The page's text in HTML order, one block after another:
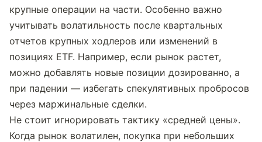
крупные операции на части. Особенно важно
учитывать волатильность после квартальных
отчетов крупных ходлеров или изменений в
позициях ETF. Например, если рынок растет,
можно добавлять новые позиции дозированно, а
при падении — избегать спекулятивных пробросов
через маржинальные сделки.
Не стоит игнорировать тактику «средней цены».
Когда рынок волатилен, покупка при небольших